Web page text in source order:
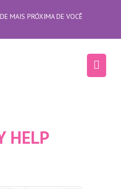
MAIS PRÓXIMA DE VOCÊ
HELP